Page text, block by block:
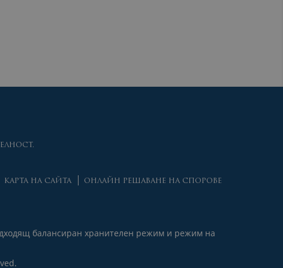
КАРТА НА САЙТА ОНЛАЙН РЕШАВАНЕ НА СПОРОВЕ
балансиран хранителен режим и режим на